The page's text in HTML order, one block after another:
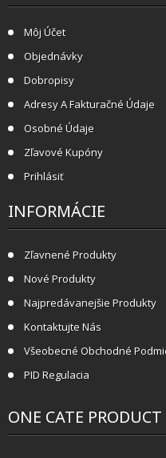
Môj Účet
Objednávky
Dobropisy
Adresy A Fakturačné Údaje
Osobné Údaje
Zľavové Kupóny
Prihlásiť
INFORMÁCIE
Zľavnené Produkty
Nové Produkty
Najpredávanejšie Produkty
Kontaktujte Nás
Všeobecné Obchodné
PID Regulacia
ONE CATE PRODUCT